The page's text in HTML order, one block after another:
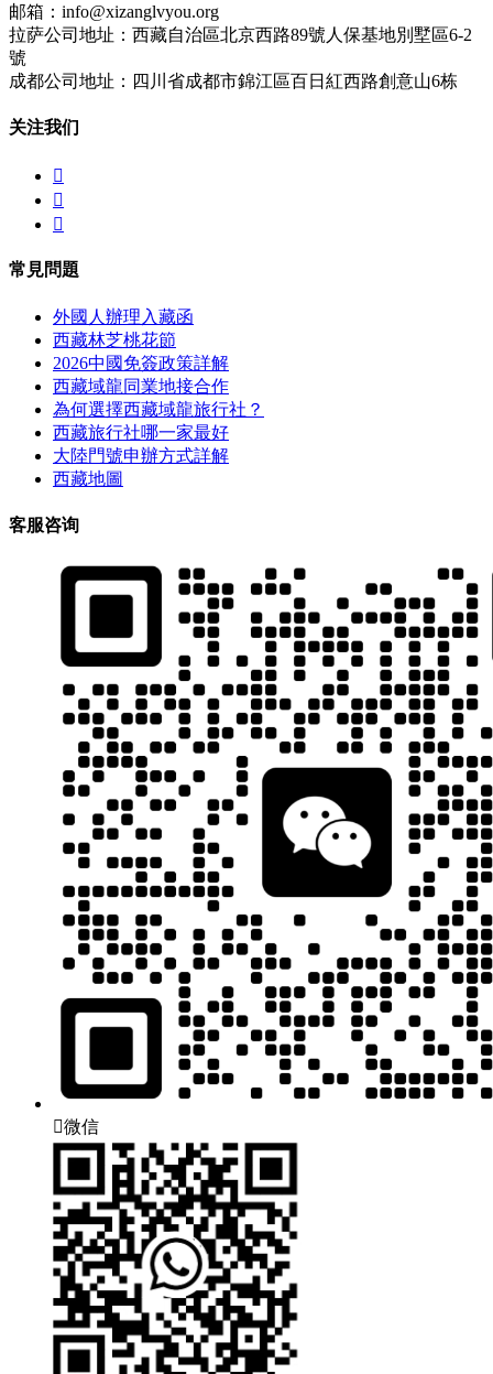
邮箱：info@xizanglvyou.org
拉萨公司地址：西藏自治區北京西路89號人保基地別墅區6-2
號
成都公司地址：四川省成都市錦江區百日紅西路創意山6栋
关注我们



常見問題
外國人辦理入藏函
西藏林芝桃花節
2026中國免簽政策詳解
西藏域龍同業地接合作
為何選擇西藏域龍旅行社？
西藏旅行社哪一家最好
大陸門號申辦方式詳解
西藏地圖
客服咨询
微信